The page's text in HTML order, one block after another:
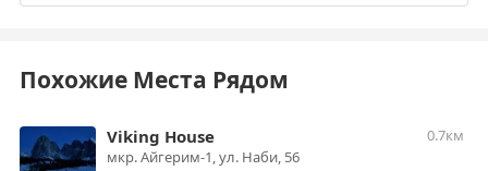
Похожие Места Рядом
Viking House
0.7км
мкр. Айгерим-1, ул. Наби, 56​